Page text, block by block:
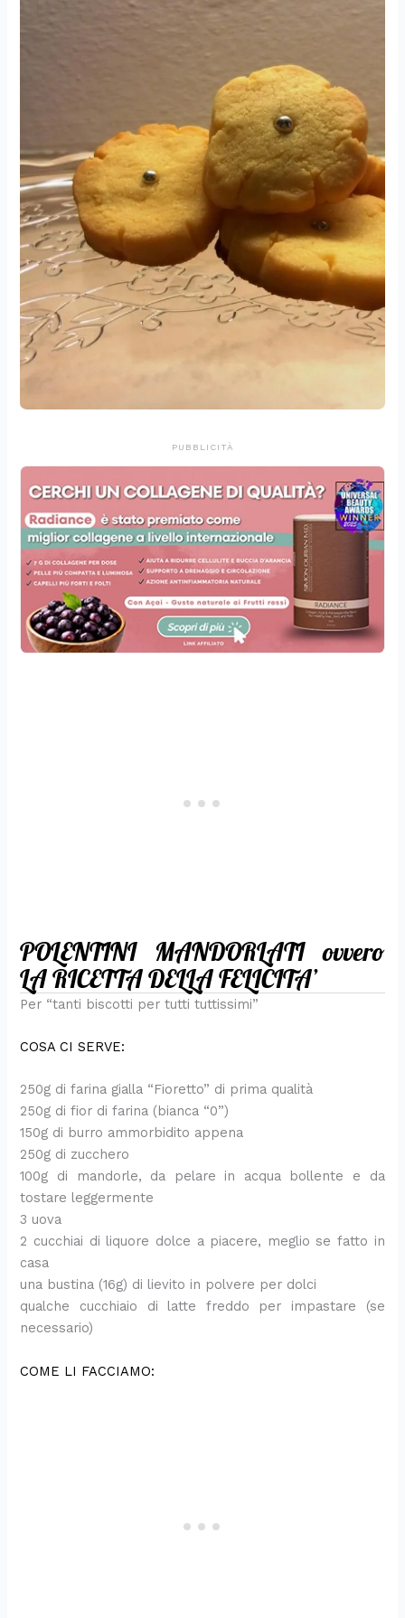
PUBBLICITÀ
POLENTINI MANDORLATI ovvero
LA RICETTA DELLA FELICITA’
Per “tanti biscotti per tutti tuttissimi”
COSA CI SERVE:
250g di farina gialla “Fioretto” di prima qualità
250g di fior di farina (bianca “0”)
150g di burro ammorbidito appena
250g di zucchero
100g di mandorle, da pelare in acqua bollente e da
tostare leggermente
3 uova
2 cucchiai di liquore dolce a piacere, meglio se fatto in
casa
una bustina (16g) di lievito in polvere per dolci
qualche cucchiaio di latte freddo per impastare (se
necessario)
COME LI FACCIAMO: